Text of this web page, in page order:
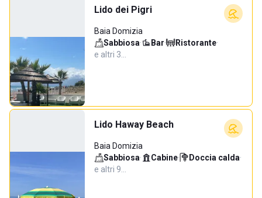
Lido dei Pigri
Baia Domizia
Sabbiosa· Bar· Ristorante·
e altri 3…
Lido Haway Beach
Baia Domizia
Sabbiosa· Cabine· Doccia calda·
e altri 9…